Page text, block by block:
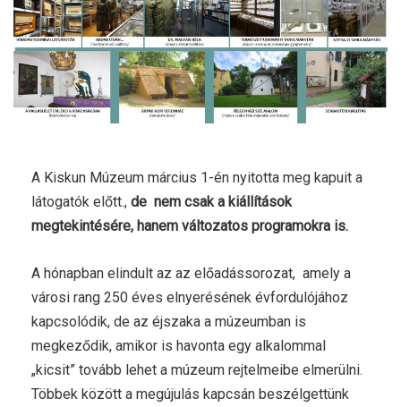
A Kiskun Múzeum március 1-én nyitotta meg kapuit a
látogatók előtt., de nem csak a kiállítások
megtekintésére, hanem változatos programokra is.
A hónapban elindult az az előadássorozat, amely a
városi rang 250 éves elnyerésének évfordulójához
kapcsolódik, de az éjszaka a múzeumban is
megkeződik, amikor is havonta egy alkalommal
„kicsit” tovább lehet a múzeum rejtelmeibe elmerülni.
Többek között a megújulás kapcsán beszélgettünk